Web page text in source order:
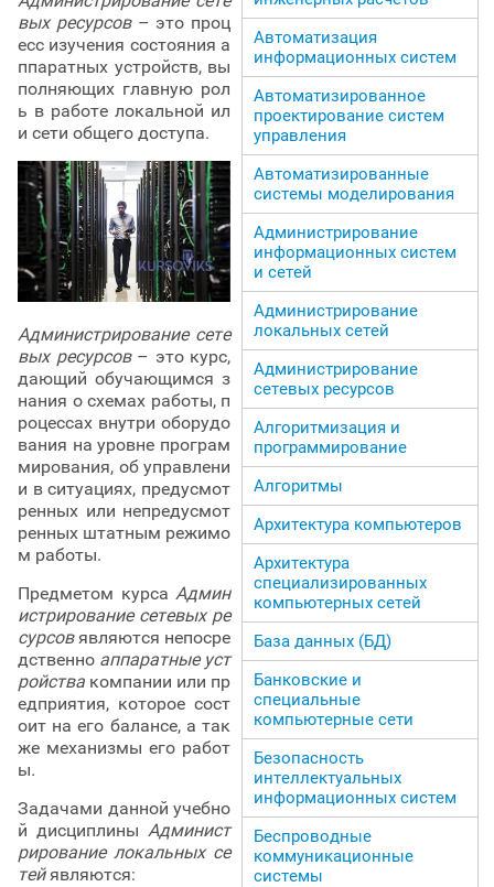
вых ресурсов– это проц
есс изучения состояния а
ппаратных устройств, вы
полняющих главную рол
ь в работе локальной ил
и сети общего доступа.
Администрирование сете
вых ресурсов– это курс,
дающий обучающимся з
нания о схемах работы, п
роцессах внутри оборудо
вания на уровне програм
мирования, об управлени
и в ситуациях, предусмот
ренных или непредусмот
ренных штатным режимо
м работы.
Предметом курса Админ
истрирование сетевых ре
сурсовявляются непосре
дственно аппаратные уст
ройства компании или пр
едприятия, которое сост
оит на его балансе, а так
же механизмы его работ
ы.
Задачами данной учебно
й дисциплины Админист
рирование локальных се
тейявляются:
Автоматизация
информационных систем
Автоматизированное
проектирование систем
управления
Автоматизированные
системы моделирования
Администрирование
информационных систем
и сетей
Администрирование
локальных сетей
Администрирование
сетевых ресурсов
Алгоритмизация и
программирование
Алгоритмы
Архитектура компьютеров
Архитектура
специализированных
компьютерных сетей
База данных (БД)
Банковские и
специальные
компьютерные сети
Безопасность
интеллектуальных
информационных систем
Беспроводные
коммуникационные
системы